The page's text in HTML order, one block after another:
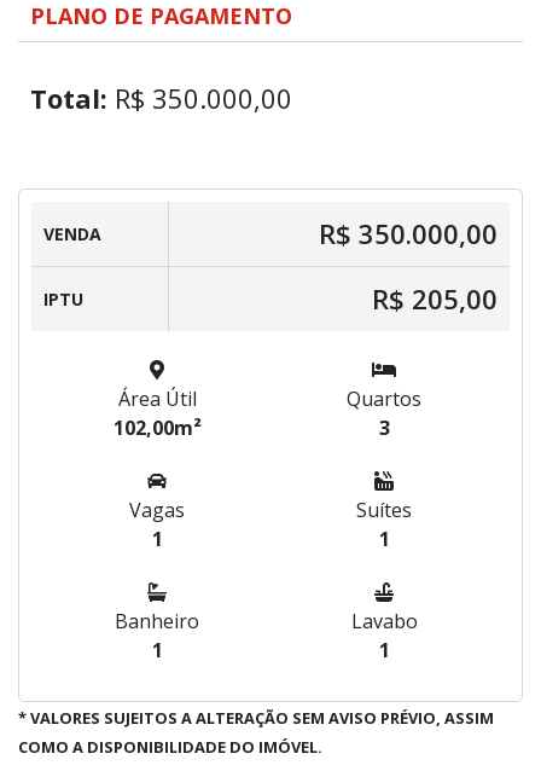
PLANO DE PAGAMENTO
Total: R$ 350.000,00
VENDA R$ 350.000,00
IPTU R$ 205,00
Área Útil
102,00m²
Quartos
3
Vagas
1
Suítes
1
Banheiro
1
Lavabo
1
* VALORES SUJEITOS A ALTERAÇÃO SEM AVISO PRÉVIO, ASSIM
COMO A DISPONIBILIDADE DO IMÓVEL.